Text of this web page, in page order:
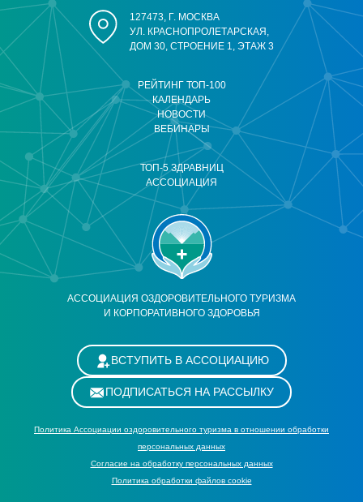
АССОЦИАЦИЯ ОЗДОРОВИТЕЛЬНОГО ТУРИЗМА
И КОРПОРАТИВНОГО ЗДОРОВЬЯ
РЕЙТИНГ ТОП-100
КАЛЕНДАРЬ
НОВОСТИ
ВЕБИНАРЫ
ТОП-5 ЗДРАВНИЦ
АССОЦИАЦИЯ
127473, Г. МОСКВА
УЛ. КРАСНОПРОЛЕТАРСКАЯ,
ДОМ 30, СТРОЕНИЕ 1, ЭТАЖ 3
ВСТУПИТЬ В АССОЦИАЦИЮ
ПОДПИСАТЬСЯ НА РАССЫЛКУ
Политика Ассоциации оздоровительного туризма в отношении обработки
персональных данных
Cогласие на обработку персональных данных
Политика обработки файлов cookie